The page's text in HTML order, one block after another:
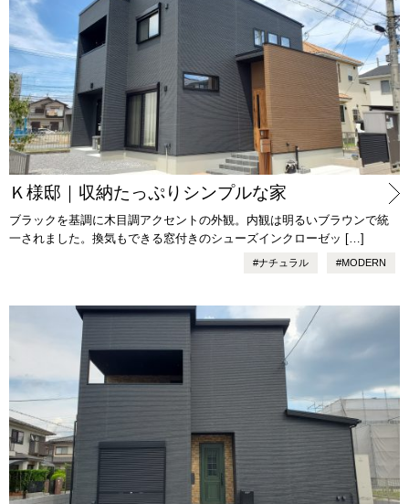
Ｋ様邸｜収納たっぷりシンプルな家
ブラックを基調に木目調アクセントの外観。内観は明るいブラウンで統
一されました。換気もできる窓付きのシューズインクローゼッ […]
#MODERN
#ナチュラル